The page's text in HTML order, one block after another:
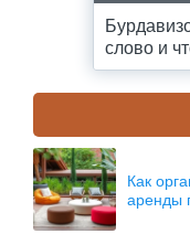
слово и
Как
аренды